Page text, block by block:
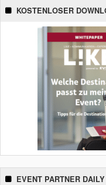
KOSTENLOSER
EVENT PARTNER DAILY